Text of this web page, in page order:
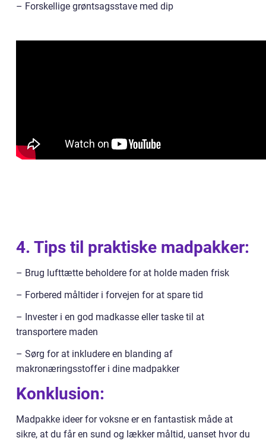
– Forskellige grøntsagsstave med dip
4. Tips til praktiske madpakker:
– Brug lufttætte beholdere for at holde maden frisk
– Forbered måltider i forvejen for at spare tid
– Invester i en god madkasse eller taske til at
transportere maden
– Sørg for at inkludere en blanding af
makronæringsstoffer i dine madpakker
Konklusion:
Madpakke ideer for voksne er en fantastisk måde at
sikre, at du får en sund og lækker måltid, uanset hvor du